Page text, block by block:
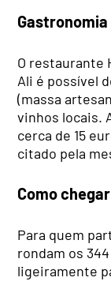
O restaurante
Ali é possível
(massa
vinhos locais.
cerca de 15
citado pela
Como
Para quem
rondam os
ligeiramente